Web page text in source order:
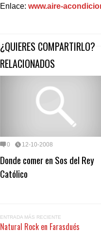
Enlace: www.aire-
¿QUIERES COMPARTIRLO?
RELACIONADOS
0 12-10-2008
Donde comer en Sos del Rey
Católico
ENTRADA MÁS RECIENTE
Natural Rock en Farasdués